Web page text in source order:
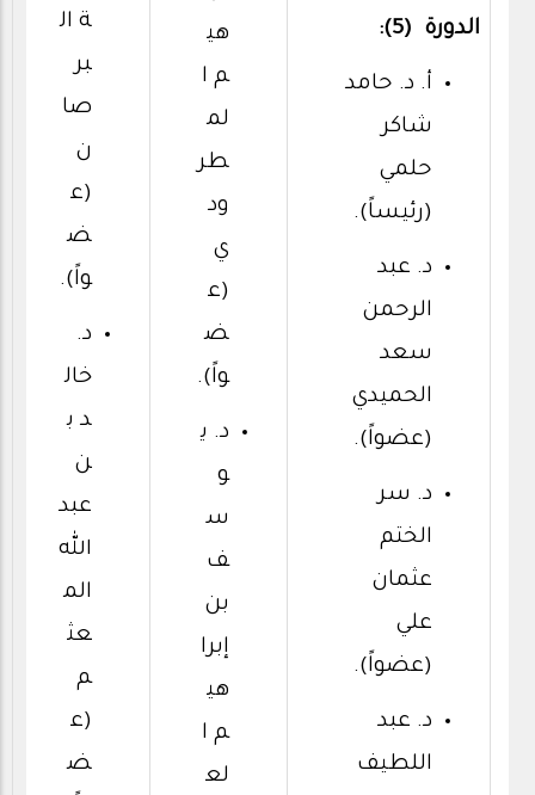
الدورة (5):
أ. د. حامد
شاكر
حلمي
(رئيساً).
د. عبد
الرحمن
سعد
الحميدي
(عضواً).
د. سر
الختم
عثمان
علي
(عضواً).
د. عبد
اللطيف
هي
م ا
لم
طر
ود
ي
(ع
ض
واً).
د. ي
و
س
ف
بن
إبرا
هي
م ا
لع
ة ال
بر
صا
ن
(ع
ض
واً).
د.
خال
د ب
ن
عبد
الله
الم
عث
م
(ع
ض